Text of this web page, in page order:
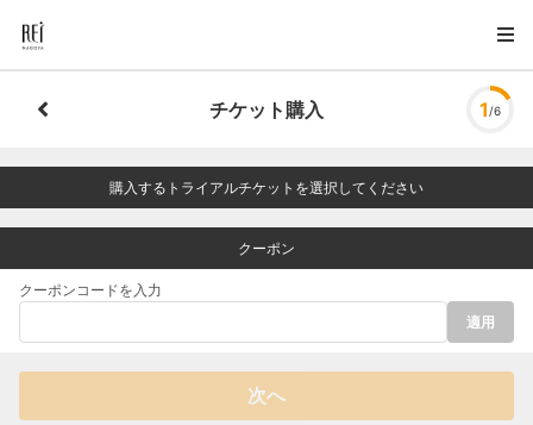
チケット購入 1 /6
購入するトライアルチケットを選択してください
クーポン
クーポンコードを入力
適用
次へ